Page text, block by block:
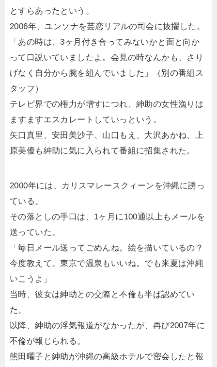
とすらあったという。
2006年、ユンソナを芸恋リアルの司会に抜擢した。
「あの時は、3ヶ月付き合ってみないかと面と向か
って口説いていましたよ。会見の時なんかも、さり
げなく自分から腕を組んでいました」（別の番組ス
タッフ）
テレビ界での権力が増すにつれ、紳助の女性漁りは
ますますエスカレートしていっという。
矢口真里、安田美沙子、山口もえ、大沢あかね、上
原美優も紳助に気に入られて番組に招集された。
2000年には、カリスマレースクィーンを沖縄に誘っ
ている。
その落としの手口は、1ヶ月に100通以上もメールを
送っていた。
「毎日メール送ってごめんね。絵を描いているの？
今度教えて。東京で温泉もいいね。でも来夏は沖縄
いこうよ」
当時、彼女は紳助との交際と不倫も半ば認めてい
た。
以降、紳助の浮気報道がなかったが、再び2007年に
不倫が報じられる。
熊田曜子と紳助が沖縄の高級ホテルで密会したと報